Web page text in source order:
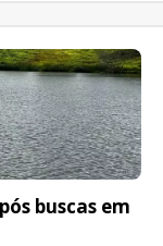
buscas em